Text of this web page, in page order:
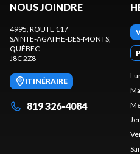
NOUS JOINDRE
4995, ROUTE 117
SAINTE-AGATHE-DES-MONTS
QUÉBEC
J8C 2Z8
ITINÉRAIRE
819 326-4084